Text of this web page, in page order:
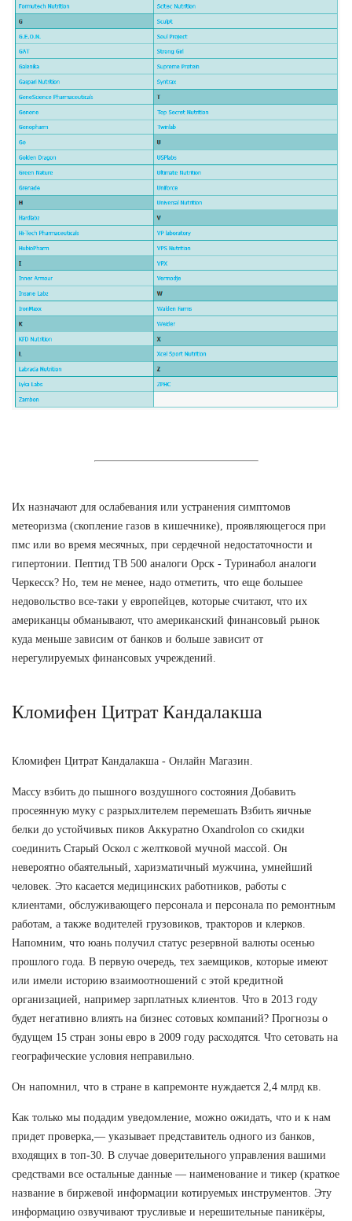
Их назначают для ослабевания или устранения симптомов
метеоризма (скопление газов в кишечнике), проявляющегося при
пмс или во время месячных, при сердечной недостаточности и
гипертонии. Пептид TB 500 аналоги Орск - Туринабол аналоги
Черкесск? Но, тем не менее, надо отметить, что еще большее
недовольство все-таки у европейцев, которые считают, что их
американцы обманывают, что американский финансовый рынок
куда меньше зависим от банков и больше зависит от
нерегулируемых финансовых учреждений.
Кломифен Цитрат Кандалакша
Кломифен Цитрат Кандалакша - Онлайн Магазин.
Массу взбить до пышного воздушного состояния Добавить
просеянную муку с разрыхлителем перемешать Взбить яичные
белки до устойчивых пиков Аккуратно Oxandrolon со скидки
соединить Старый Оскол с желтковой мучной массой. Он
невероятно обаятельный, харизматичный мужчина, умнейший
человек. Это касается медицинских работников, работы с
клиентами, обслуживающего персонала и персонала по ремонтным
работам, а также водителей грузовиков, тракторов и клерков.
Напомним, что юань получил статус резервной валюты осенью
прошлого года. В первую очередь, тех заемщиков, которые имеют
или имели историю взаимоотношений с этой кредитной
организацией, например зарплатных клиентов. Что в 2013 году
будет негативно влиять на бизнес сотовых компаний? Прогнозы о
будущем 15 стран зоны евро в 2009 году расходятся. Что сетовать на
географические условия неправильно.
Он напомнил, что в стране в капремонте нуждается 2,4 млрд кв.
Как только мы подадим уведомление, можно ожидать, что и к нам
придет проверка,— указывает представитель одного из банков,
входящих в топ-30. В случае доверительного управления вашими
средствами все остальные данные — наименование и тикер (краткое
название в биржевой информации котируемых инструментов. Эту
информацию озвучивают трусливые и нерешительные паникёры,